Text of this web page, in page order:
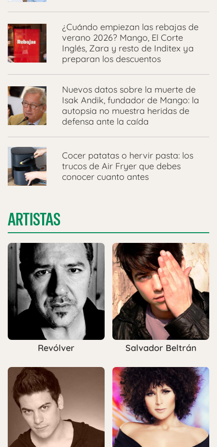
¿Cuándo empiezan las rebajas de
verano 2026? Mango, El Corte
Inglés, Zara y resto de Inditex ya
preparan los descuentos
Nuevos datos sobre la muerte de
Isak Andik, fundador de Mango: la
autopsia no muestra heridas de
defensa ante la caída
Cocer patatas o hervir pasta: los
trucos de Air Fryer que debes
conocer cuanto antes
ARTISTAS
Revólver Salvador Beltrán